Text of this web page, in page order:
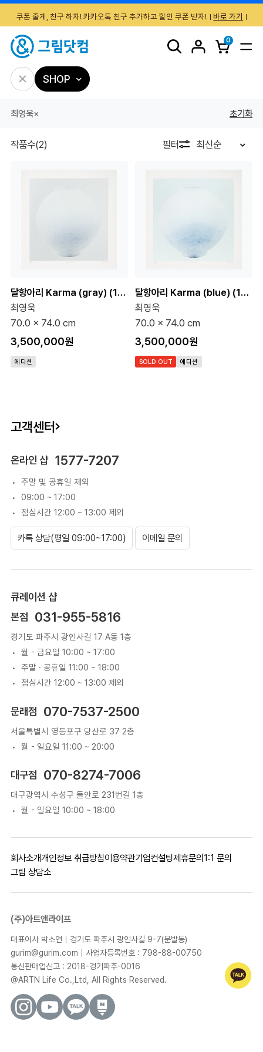
쿠폰 줄게, 친구 하자! 카카오톡 친구 추가하고 할인 쿠폰 받자! 바로 가기
0
쿠폰 줄게, 친구 하자! 카카오톡 친구 추가하고 할인 쿠폰 받자! 바로 가기
0
SHOP
최영욱× 초기화
작품수(2) 필터 최신순
달항아리 Karma (gray) (120 Editions)
최영욱
70.0 x 74.0 cm
3,500,000원
에디션
달항아리 Karma (blue) (120 Editions)
최영욱
70.0 x 74.0 cm
3,500,000원
SOLD OUT 에디션
고객센터
온라인 샵 1577-7207
주말 및 공휴일 제외
09:00 ~ 17:00
점심시간 12:00 ~ 13:00 제외
카톡 상담(평일 09:00~17:00) 이메일 문의
큐레이션 샵
본점
031-955-5816
경기도 파주시 광인사길 17 A동 1층
월 - 금요일 10:00 ~ 17:00
주말 · 공휴일 11:00 ~ 18:00
점심시간 12:00 ~ 13:00 제외
문래점 070-7537-2500
서울특별시 영등포구 당산로 37 2층
월 - 일요일 11:00 ~ 20:00
대구점 070-8274-7006
대구광역시 수성구 들안로 231번길 1층
월 - 일요일 10:00 ~ 18:00
회사소개개인정보 취급방침이용약관기업컨설팅제휴문의1:1 문의
그림 상담소
(주)아트앤라이프
대표이사 박소연｜경기도 파주시 광인사길 9-7(문발동)
gurim@gurim.com｜사업자등록번호 : 798-88-00750
통신판매업신고 : 2018-경기파주-0016
@ARTN Life Co.,Ltd, All Rights Reserved.